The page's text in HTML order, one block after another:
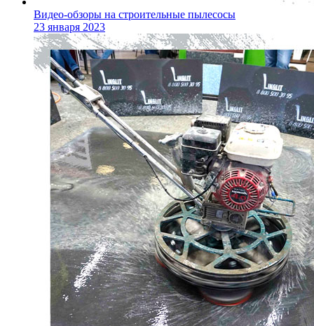
Видео-обзоры на строительные пылесосы
23 января 2023